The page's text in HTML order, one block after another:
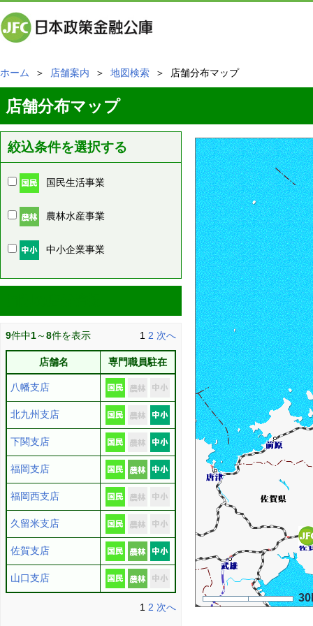
ホーム ＞ 店舗案内 ＞ 地図検索 ＞ 店舗分布マップ
店舗分布マップ
絞込条件を選択する
国民生活事業
農林水産事業
中小企業事業
9件中1～8件を表示 1 2 次へ
店舗名 専門職員駐在
八幡支店
北九州支店
下関支店
福岡支店
福岡西支店
久留米支店
佐賀支店
山口支店
1 2 次へ